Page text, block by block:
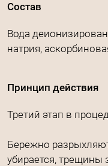
Состав
Вода
натрия,
Принцип действия
Третий этап в
Бережно
убирается, трещины